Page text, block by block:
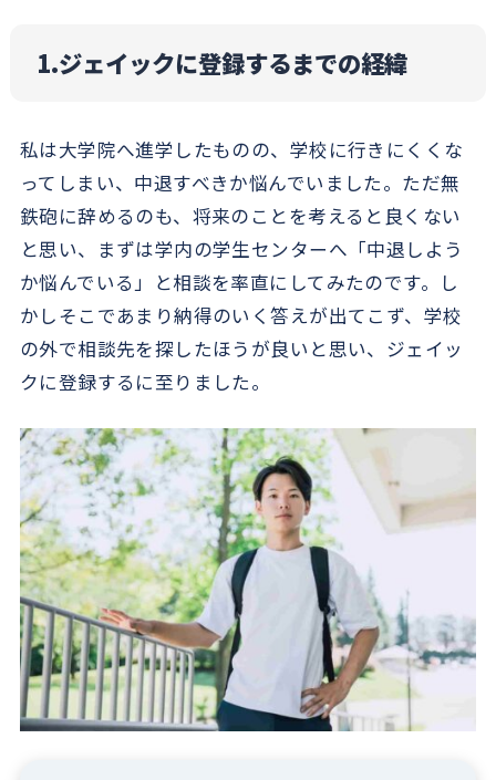
1.ジェイックに登録するまでの経緯
私は大学院へ進学したものの、学校に行きにくくな
ってしまい、中退すべきか悩んでいました。ただ無
鉄砲に辞めるのも、将来のことを考えると良くない
と思い、まずは学内の学生センターへ「中退しよう
か悩んでいる」と相談を率直にしてみたのです。し
かしそこであまり納得のいく答えが出てこず、学校
の外で相談先を探したほうが良いと思い、ジェイッ
クに登録するに至りました。